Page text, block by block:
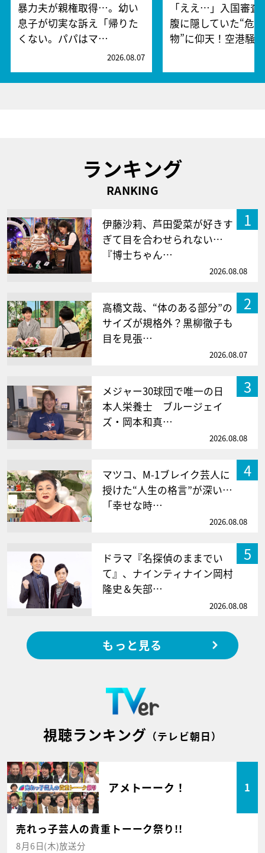
暴力夫が親権取得…。幼い
息子が切実な訴え「帰りた
くない。パパはマ…
2026.08.07
「ええ…」入国審査
腹に隠していた“危
物”に仰天！空港騒
ランキング
RANKING
1
伊藤沙莉、芦田愛菜が好きす
ぎて目を合わせられない…
『博士ちゃん…
2026.08.08
2
高橋文哉、“体のある部分”の
サイズが規格外？黒柳徹子も
目を見張…
2026.08.07
3
メジャー30球団で唯一の日
本人栄養士 ブルージェイ
ズ・岡本和真…
2026.08.08
4
マツコ、M-1ブレイク芸人に
授けた“人生の格言”が深い…
「幸せな時…
2026.08.08
5
ドラマ『名探偵のままでい
て』、ナインティナイン岡村
隆史＆矢部…
2026.08.08
もっと見る
視聴ランキング （テレビ朝日）
アメトーーク！ 1
売れっ子芸人の貴重トーーク祭り!!
8月6日(木)放送分